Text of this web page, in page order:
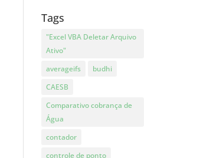
Tags
"Excel VBA Deletar Arquivo
Ativo"
averageifs
budhi
CAESB
Comparativo cobrança de
Água
contador
controle de ponto